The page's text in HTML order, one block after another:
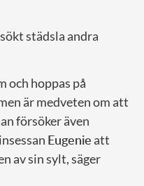
städsla andra
och hoppas på
är medveten om att
försöker även
Eugenie att
av sin sylt, säger